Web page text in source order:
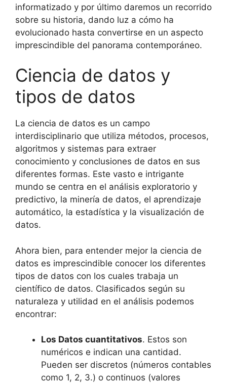
informatizado y por último daremos un recorrido
sobre su historia, dando luz a cómo ha
evolucionado hasta convertirse en un aspecto
imprescindible del panorama contemporáneo.
Ciencia de datos y
tipos de datos
La ciencia de datos es un campo
interdisciplinario que utiliza métodos, procesos,
algoritmos y sistemas para extraer
conocimiento y conclusiones de datos en sus
diferentes formas. Este vasto e intrigante
mundo se centra en el análisis exploratorio y
predictivo, la minería de datos, el aprendizaje
automático, la estadística y la visualización de
datos.
Ahora bien, para entender mejor la ciencia de
datos es imprescindible conocer los diferentes
tipos de datos con los cuales trabaja un
científico de datos. Clasificados según su
naturaleza y utilidad en el análisis podemos
encontrar:
Los Datos cuantitativos. Estos son
numéricos e indican una cantidad.
Pueden ser discretos (números contables
como 1, 2, 3.) o continuos (valores